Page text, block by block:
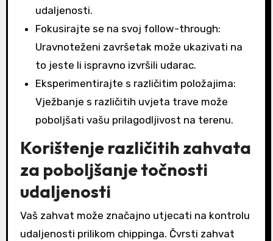
udaljenosti.
Fokusirajte se na svoj follow-through:
Uravnoteženi završetak može ukazivati na
to jeste li ispravno izvršili udarac.
Eksperimentirajte s različitim položajima:
Vježbanje s različitih uvjeta trave može
poboljšati vašu prilagodljivost na terenu.
Korištenje različitih zahvata
za poboljšanje točnosti
udaljenosti
Vaš zahvat može značajno utjecati na kontrolu
udaljenosti prilikom chippinga. Čvrsti zahvat